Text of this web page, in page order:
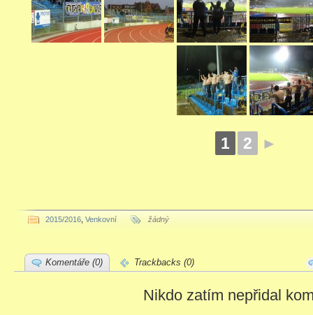
1 2 ►
2015/2016 Venkovní žádný
Komentáře (0) Trackbacks (0)
Nikdo zatím nepřidal